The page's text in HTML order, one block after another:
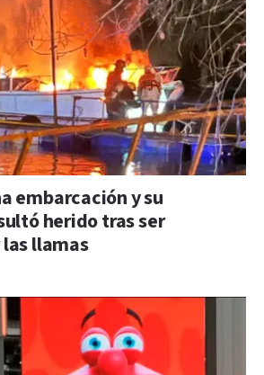
embarcación y su
herido tras ser
llamas